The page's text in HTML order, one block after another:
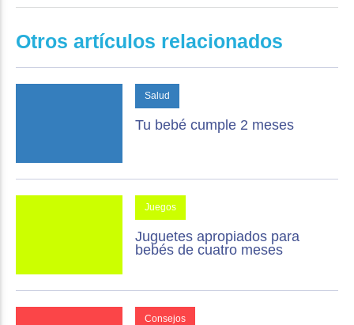
Otros artículos relacionados
Salud
Tu bebé cumple 2 meses
Juegos
Juguetes apropiados para
bebés de cuatro meses
Consejos